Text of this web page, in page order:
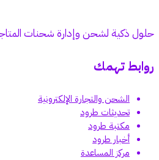
حلول ذكية لشحن وإدارة شحنات المتاجر
روابط تهمك
الشحن والتجارة الإلكترونية
تحديثات طرود
مكتبة طرود
أخبار طرود
مركز المساعدة